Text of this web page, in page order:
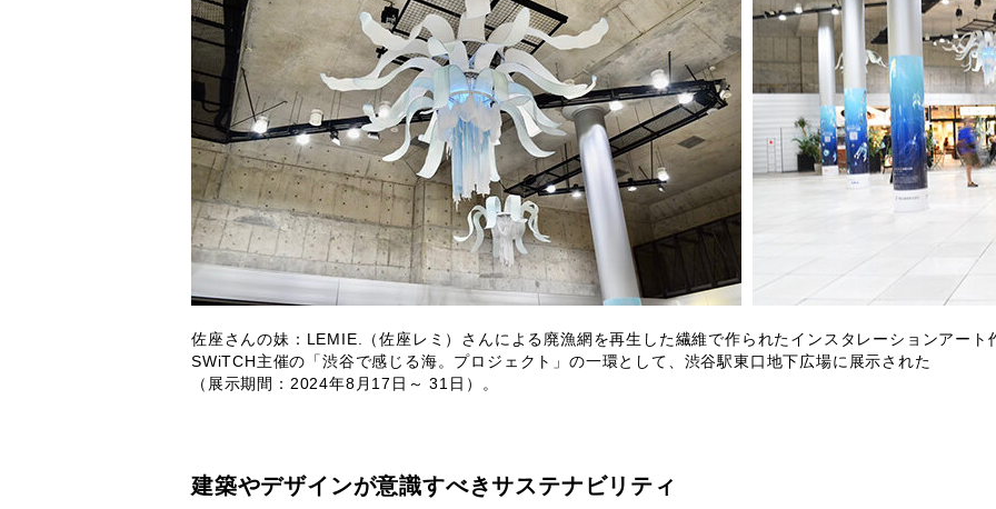
佐座さんの妹：LEMIE.（佐座レミ）さんによる廃漁網を再生した繊維で作られたインスタレーションアー
SWiTCH主催の「渋谷で感じる海。プロジェクト」の一環として、渋谷駅東口地下広場に展示された
（展示期間：2024年8月17日～ 31日）。
建築やデザインが意識すべきサステナビリティ